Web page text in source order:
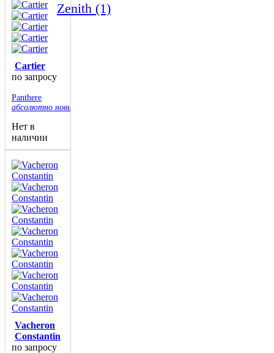
Zenith (1)
Cartier
по запросу
Panthere
абсолютно новые
Нет в
наличии
Vacheron
Constantin
по запросу